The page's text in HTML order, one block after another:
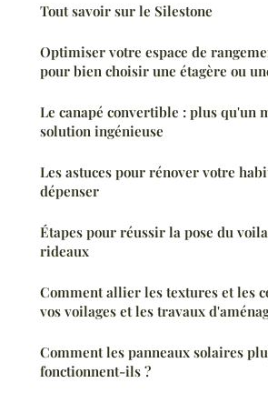
Tout savoir sur le Silestone
Optimiser votre espace de
pour bien choisir une étagère ou
Le canapé convertible : plus qu'un
solution ingénieuse
Les astuces pour rénover votre
dépenser
Étapes pour réussir la pose du
rideaux
Comment allier les textures et les
vos voilages et les travaux
Comment les panneaux solaires
fonctionnent-ils ?